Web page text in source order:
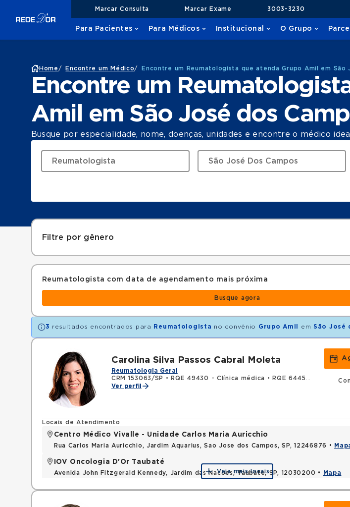
Marcar Consulta Marcar Exame 3003-3230
Para Pacientes Para Médicos Institucional O Grupo
Home / Encontre um Médico/ Encontre um Reumatologista que atenda Grupo Amil em São
Encontre um
Amil em São José dos
Busque por especialidade, nome, doenças, unidades e encontre o médico
Filtre por gênero
Reumatologista com data de agendamento mais próxima
Busque agora
3 resultados encontrados para Reumatologista no convênio Grupo Amil em São José
Carolina Silva Passos Cabral Moleta
Reumatologia Geral
CRM 153063/SP
• RQE 49430 - Clínica médica •
RQE 64457 - Reumatologia
Ver perfil
Locais de Atendimento
Centro Médico Vivalle - Unidade Carlos Maria Auricchio
Rua Carlos Maria Auricchio, Jardim Aquarius, Sao Jose dos Campos, SP, 12246876 •
IOV Oncologia D'Or Taubaté
Avenida John Fitzgerald Kennedy, Jardim das Nacoes, Taubate, SP, 12030200 • Mapa
Veja mais locais